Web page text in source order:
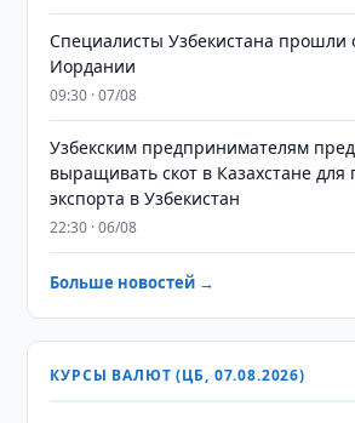
Специалисты Узбекистана прошли
Иордании
09:30 · 07/08
Узбекским предпринимателям
выращивать скот в Казахстане
экспорта в Узбекистан
22:30 · 06/08
Больше новостей →
КУРСЫ ВАЛЮТ (ЦБ, 07.08.2026)